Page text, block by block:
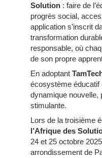
Solution : faire de
progrès social,
application s’inscrit
transformation
responsable, où
de son propre
En adoptant
écosystème éducatif
dynamique nouvelle,
stimulante.
Lors de la troisième
l’Afrique des
24 et 25 octobre
arrondissement de